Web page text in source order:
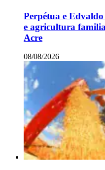
Perpétua e
e agricultura
Acre
08/08/2026